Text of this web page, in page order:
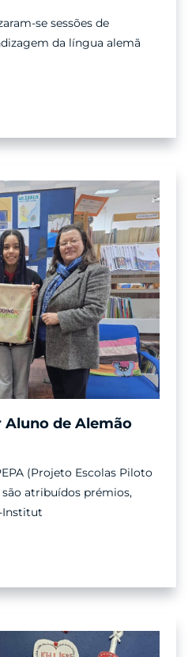
se sessões de
da língua alemã
de Alemão
(Projeto Escolas Piloto
atribuídos prémios,
Institut